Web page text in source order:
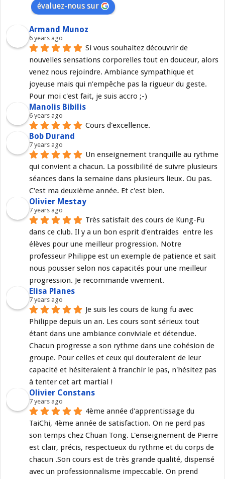
évaluez-nous sur
Armand Munoz
6 years ago
Si vous souhaitez découvrir de
nouvelles sensations corporelles tout en douceur, alors
venez nous rejoindre. Ambiance sympathique et
joyeuse mais qui n’empêche pas la rigueur du geste.
Pour moi c'est fait, je suis accro ;-)
Manolis Bibilis
6 years ago
Cours d'excellence.
Bob Durand
7 years ago
Un enseignement tranquille au rythme
qui convient a chacun. La possibilité de suivre plusieurs
séances dans la semaine dans plusieurs lieux. Ou pas.
C'est ma deuxième année. Et c'est bien.
Olivier Mestay
7 years ago
Très satisfait des cours de Kung-Fu
dans ce club. Il y a un bon esprit d'entraides  entre les
élèves pour une meilleur progression. Notre
professeur Philippe est un exemple de patience et sait
nous pousser selon nos capacités pour une meilleur
progression. Je recommande vivement.
Elisa Planes
7 years ago
Je suis les cours de kung fu avec
Philippe depuis un an. Les cours sont sérieux tout
étant dans une ambiance conviviale et détendue.
Chacun progresse a son rythme dans une cohésion de
groupe. Pour celles et ceux qui douteraient de leur
capacité et hésiteraient à franchir le pas, n'hésitez pas
à tenter cet art martial !
Olivier Constans
7 years ago
4ème année d'apprentissage du
TaiChi, 4ème année de satisfaction. On ne perd pas
son temps chez Chuan Tong. L'enseignement de Pierre
est clair, précis, respectueux du rythme et du corps de
chacun .Son cours est de très grande qualité, dispensé
avec un professionnalisme impeccable. On prend